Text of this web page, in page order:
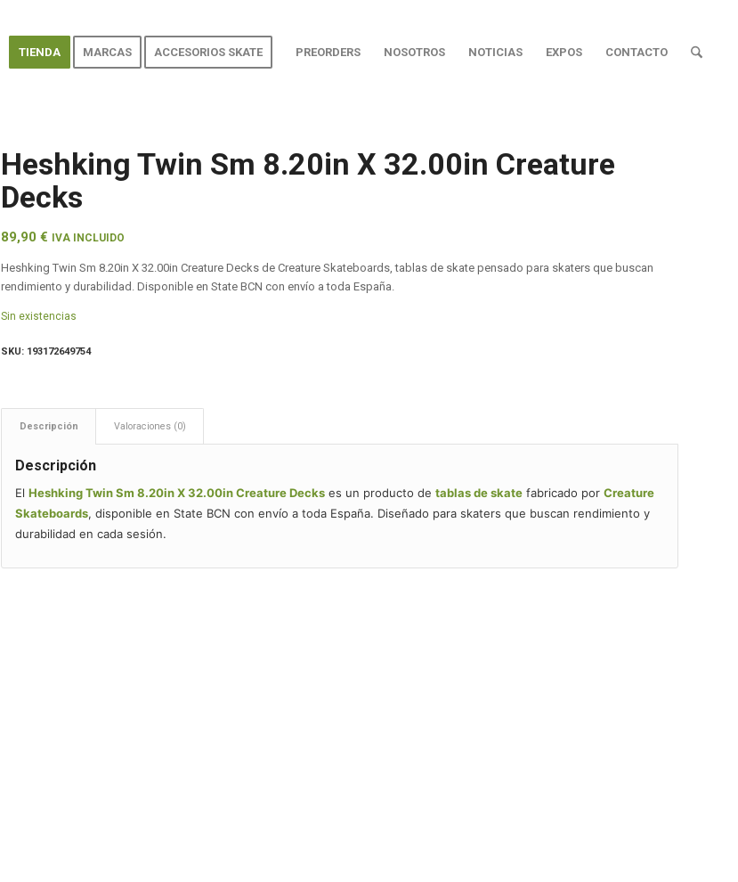
TIENDA MARCAS ACCESORIOS SKATE PREORDERS NOSOTROS NOTICIAS EXPOS CONTACTO
Heshking Twin Sm 8.20in X 32.00in Creature
Decks
89,90€ IVA INCLUIDO
Heshking Twin Sm 8.20in X 32.00in Creature Decks de Creature Skateboards, tablas de skate pensado para skaters que buscan
rendimiento y durabilidad. Disponible en State BCN con envío a toda España.
Sin existencias
SKU: 193172649754
Descripción Valoraciones (0)
Descripción
ElHeshking Twin Sm 8.20in X 32.00in Creature Decks es un producto detablas de skate fabricado porCreature
Skateboards, disponible en State BCN con envío a toda España. Diseñado para skaters que buscan rendimiento y
durabilidad en cada sesión.